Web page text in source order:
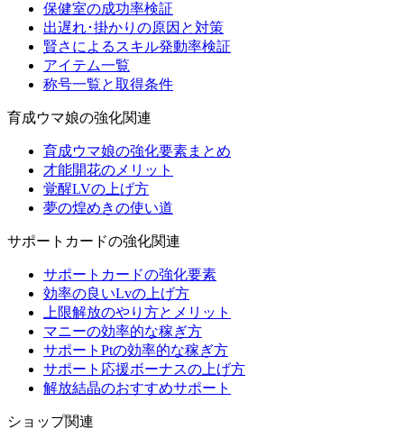
保健室の成功率検証
出遅れ･掛かりの原因と対策
賢さによるスキル発動率検証
アイテム一覧
称号一覧と取得条件
育成ウマ娘の強化関連
育成ウマ娘の強化要素まとめ
才能開花のメリット
覚醒LVの上げ方
夢の煌めきの使い道
サポートカードの強化関連
サポートカードの強化要素
効率の良いLvの上げ方
上限解放のやり方とメリット
マニーの効率的な稼ぎ方
サポートPtの効率的な稼ぎ方
サポート応援ボーナスの上げ方
解放結晶のおすすめサポート
ショップ関連